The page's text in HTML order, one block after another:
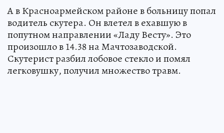
А в Красноармейском районе в больницу попал
водитель скутера. Он влетел в ехавшую в
попутном направлении «Ладу Весту». Это
произошло в 14.38 на Мачтозаводской.
Скутерист разбил лобовое стекло и помял
легковушку, получил множество травм.